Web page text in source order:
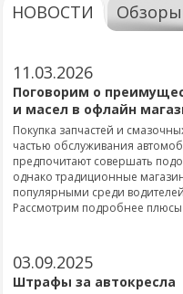
НОВОСТИ
11.03.2026
Поговорим о
и масел в офлайн
Покупка запчастей и
частью обслуживания
предпочитают совершать
однако традиционные
популярными среди
Рассмотрим подробнее плюсы
03.09.2025
Штрафы за автокресла